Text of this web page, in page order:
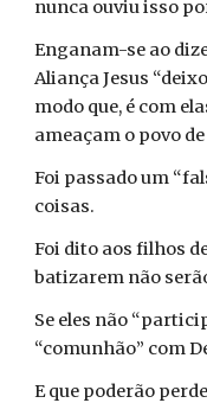
nunca ouviu isso
Enganam-se ao
Aliança Jesus
modo que, é com
ameaçam o povo de
Foi passado um
coisas.
Foi dito aos filhos
batizarem não
Se eles não
“comunhão” com
E que poderão